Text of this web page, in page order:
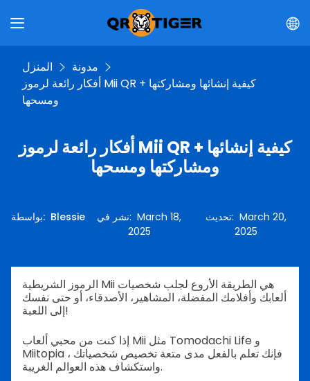
المنزل
مدونة
أفكار رائعة لرموز Mii QR + كيفية إنشائها ومشاركتها
ومسحها
أفكار رائعة لرموز Mii QR + كيفية إنشائها
ومشاركتها ومسحها
بواسطة: Blessie نشر في:March 18,
2025
تحديث:March 20,
2025
الرموز الشريطية Mii هي الطريقة الأروع لجلب شخصيات
ألعابك وأفلامك المفضلة، المشاهير، الأصدقاء، أو حتى نفسك
إلى اللعبة!
إذا كنت من محبي ألعاب Mii مثل Tomodachi Life و
Miitopia ، فإنك تعلم بالفعل مدى متعة تخصيص شخصياتك
واستكشاف هذه العوالم الغريبة.